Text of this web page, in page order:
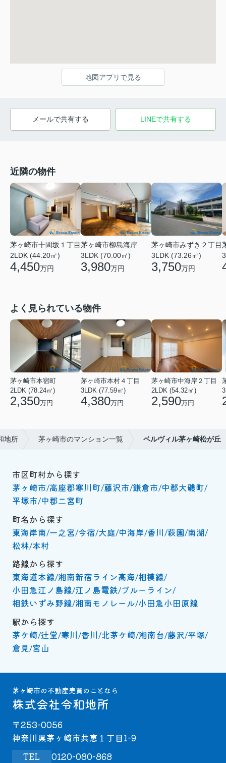
地図アプリで見る
メールで共有する LINEで共有する
近隣の物件
茅ヶ崎市十間坂１丁目
2LDK (44.20㎡)
4,450万円
茅ヶ崎市柳島海岸
3LDK (70.00㎡)
3,980万円
茅ヶ崎市みずき２丁目
3LDK (73.26㎡)
3,750万円
よく見られている物件
茅ヶ崎市本宿町
2LDK (78.24㎡)
2,350万円
茅ヶ崎市本村４丁目
3LDK (77.59㎡)
4,380万円
茅ヶ崎市中海岸２丁目
2LDK (54.32㎡)
2,590万円
地所 茅ヶ崎市のマンション一覧 ベルヴィル茅ヶ崎松が丘
市区町村から探す
茅ヶ崎市 高座郡寒川町 藤沢市 鎌倉市 中郡大磯町
平塚市 中郡二宮町
町名から探す
東海岸南 一之宮 今宿 大庭 中海岸 香川 萩園 南湖
松林 本村
路線から探す
東海道本線 湘南新宿ライン高海 相模線
小田急江ノ島線 江ノ島電鉄 ブルーライン
相鉄いずみ野線 湘南モノレール 小田急小田原線
駅から探す
茅ケ崎 辻堂 寒川 香川 北茅ケ崎 湘南台 藤沢 平塚
倉見 宮山
茅ヶ崎市の不動産売買のことなら
株式会社令和地所
〒253-0056
神奈川県茅ヶ崎市共恵１丁目1-9
TEL
0120-080-868